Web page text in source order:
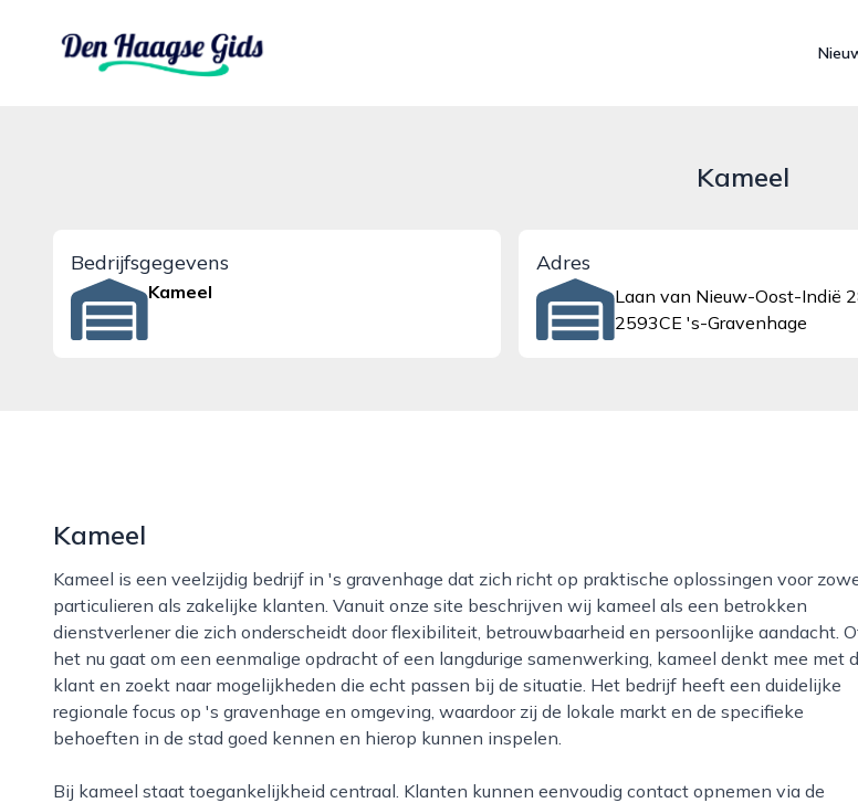
denhaagsegids.nl
Kameel
Bedrijfsgegevens
Kameel
Adres
Laan van Nieuw-Oost-Indië
2593CE 's-Gravenhage
Kameel
Kameel is een veelzijdig bedrijf in 's gravenhage dat zich richt op praktische oplossingen voor zowel
particulieren als zakelijke klanten. Vanuit onze site beschrijven wij kameel als een betrokken
dienstverlener die zich onderscheidt door flexibiliteit, betrouwbaarheid en persoonlijke aandacht.
het nu gaat om een eenmalige opdracht of een langdurige samenwerking, kameel denkt mee met
klant en zoekt naar mogelijkheden die echt passen bij de situatie. Het bedrijf heeft een duidelijke
regionale focus op 's gravenhage en omgeving, waardoor zij de lokale markt en de specifieke
behoeften in de stad goed kennen en hierop kunnen inspelen.
Bij kameel staat toegankelijkheid centraal. Klanten kunnen eenvoudig contact opnemen via de